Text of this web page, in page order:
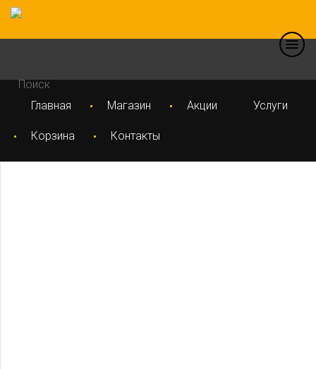
Главная Магазин Акции Услуги
Корзина Контакты